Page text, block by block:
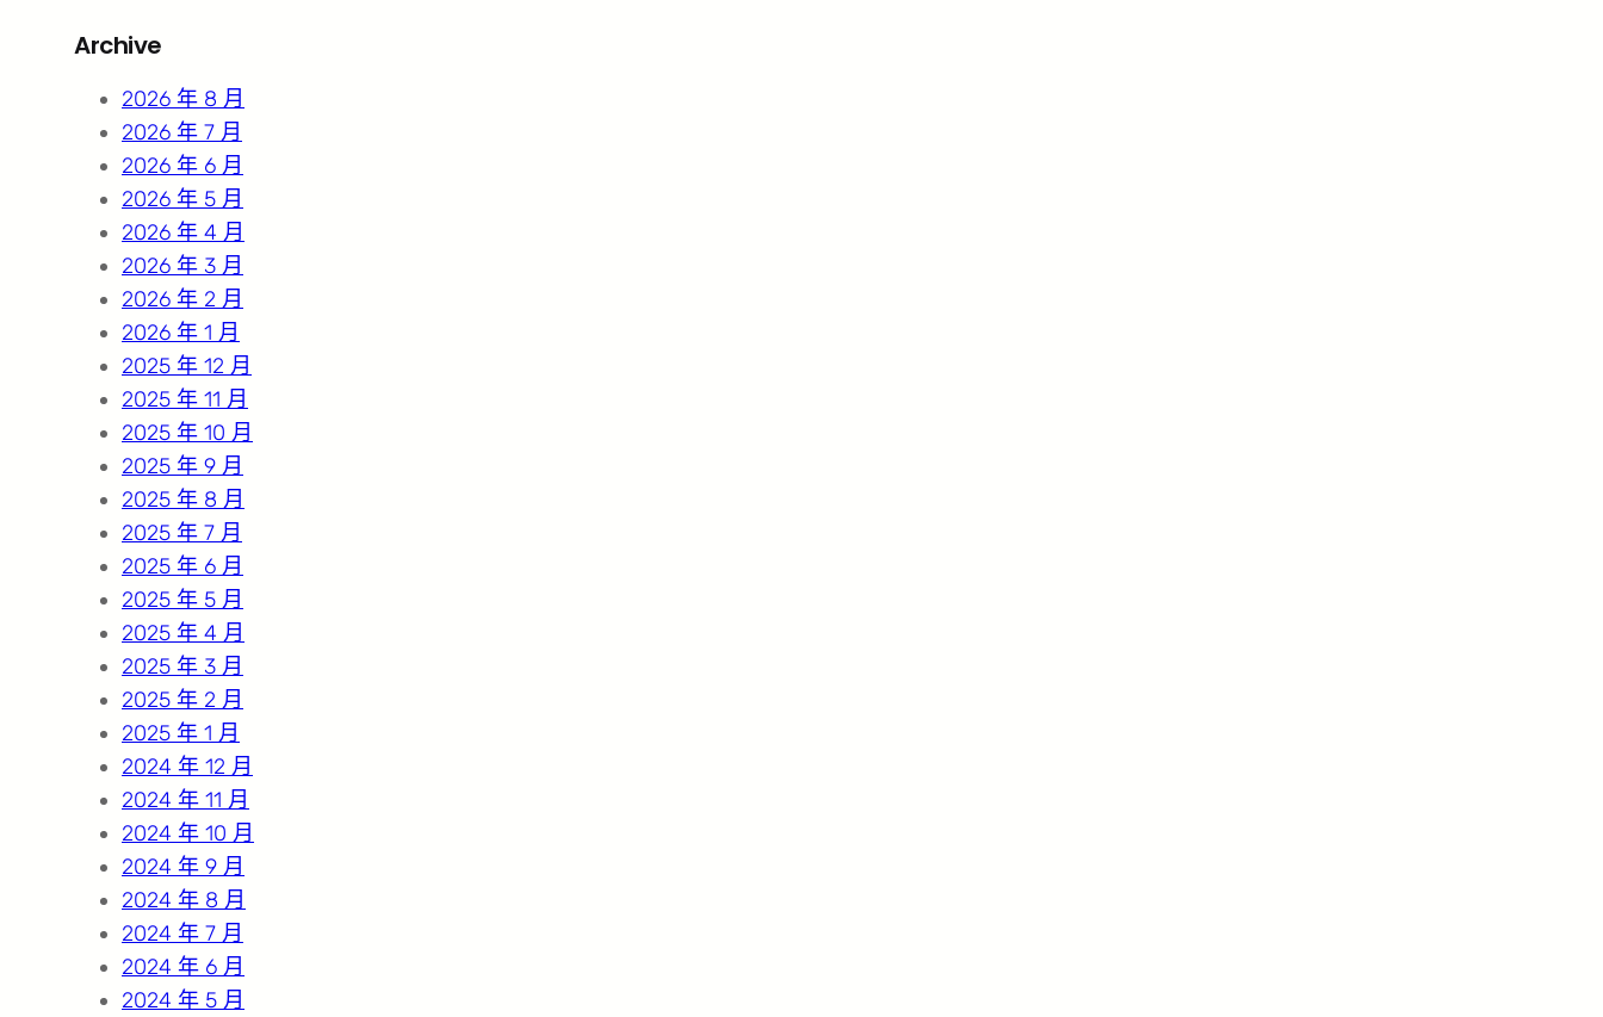
c
Archive
2026 年 8 月
2026 年 7 月
2026 年 6 月
2026 年 5 月
2026 年 4 月
2026 年 3 月
2026 年 2 月
2026 年 1 月
2025 年 12 月
2025 年 11 月
2025 年 10 月
2025 年 9 月
2025 年 8 月
2025 年 7 月
2025 年 6 月
2025 年 5 月
2025 年 4 月
2025 年 3 月
2025 年 2 月
2025 年 1 月
2024 年 12 月
2024 年 11 月
2024 年 10 月
2024 年 9 月
2024 年 8 月
2024 年 7 月
2024 年 6 月
2024 年 5 月